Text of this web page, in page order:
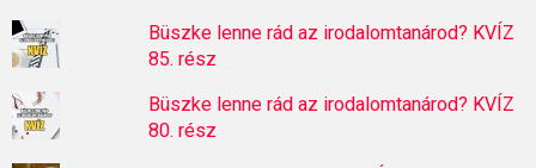
Büszke lenne rád az irodalomtanárod? KVÍZ
85. rész
Büszke lenne rád az irodalomtanárod? KVÍZ
80. rész